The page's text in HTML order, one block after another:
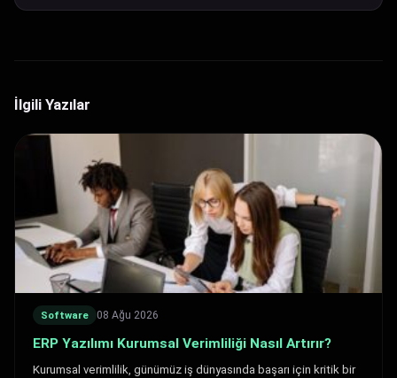
İlgili Yazılar
Software 08 Ağu 2026
ERP Yazılımı Kurumsal Verimliliği Nasıl Artırır?
Kurumsal verimlilik, günümüz iş dünyasında başarı için kritik bir